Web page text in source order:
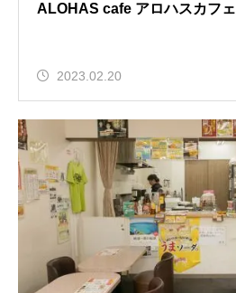
ALOHAS cafe アロハスカフェ
2023.02.20